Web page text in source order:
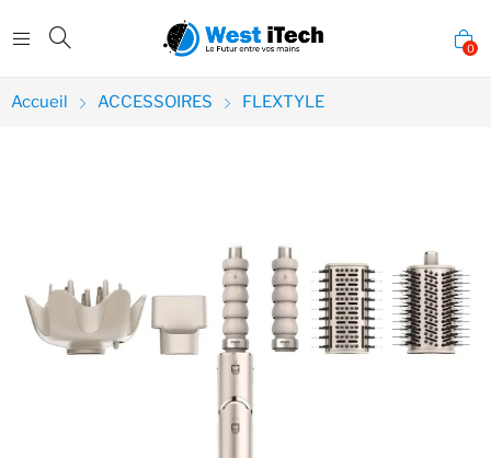
0
Accueil ACCESSOIRES FLEXTYLE